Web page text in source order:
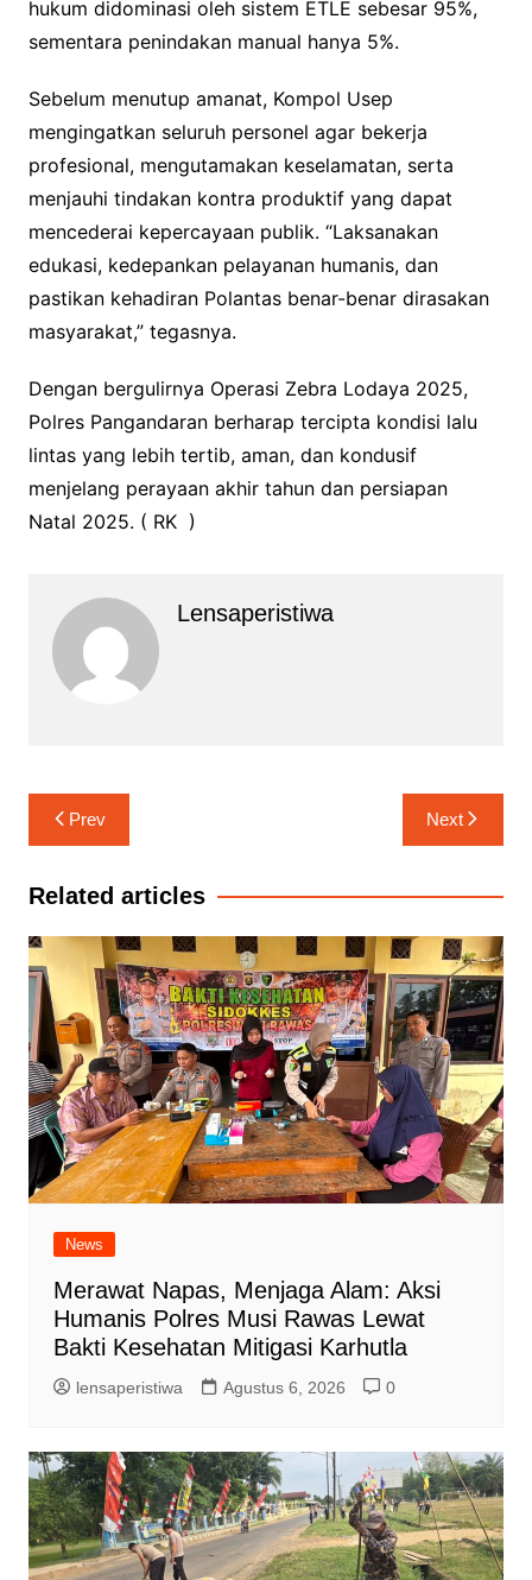
hukum didominasi oleh sistem ETLE sebesar 95%,
sementara penindakan manual hanya 5%.
Sebelum menutup amanat, Kompol Usep
mengingatkan seluruh personel agar bekerja
profesional, mengutamakan keselamatan, serta
menjauhi tindakan kontra produktif yang dapat
mencederai kepercayaan publik. “Laksanakan
edukasi, kedepankan pelayanan humanis, dan
pastikan kehadiran Polantas benar-benar dirasakan
masyarakat,” tegasnya.
Dengan bergulirnya Operasi Zebra Lodaya 2025,
Polres Pangandaran berharap tercipta kondisi lalu
lintas yang lebih tertib, aman, dan kondusif
menjelang perayaan akhir tahun dan persiapan
Natal 2025. ( RK )
Lensaperistiwa
Navigasi
pos
Prev Next
Related articles
News
Merawat Napas, Menjaga Alam: Aksi
Humanis Polres Musi Rawas Lewat
Bakti Kesehatan Mitigasi Karhutla
lensaperistiwa Agustus 6, 2026 0